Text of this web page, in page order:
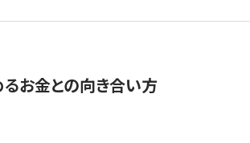
お金との向き合い方